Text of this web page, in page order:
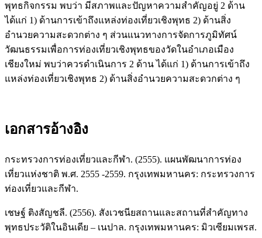
พุทธกิจกรรม พบว่า มีสภาพและปัญหาความสำคัญอยู่ 2 ด้าน
ได้แก่ 1) ด้านการเข้าถึงแหล่งท่องเที่ยวเชิงพุทธ 2) ด้านสิ่ง
อำนวยความสะดวกต่าง ๆ ส่วนแนวทางการจัดการภูมิทัศน์
วัฒนธรรมเพื่อการท่องเที่ยวเชิงพุทธของวัดในอำเภอเมือง
เชียงใหม่ พบว่าควรดำเนินการ 2 ด้าน ได้แก่ 1) ด้านการเข้าถึง
แหล่งท่องเที่ยวเชิงพุทธ 2) ด้านสิ่งอำนวยความสะดวกต่าง ๆ
เอกสารอ้างอิง
กระทรวงการท่องเที่ยวและกีฬา. (2555). แผนพัฒนาการท่อง
เที่ยวแห่งชาติ พ.ศ. 2555 -2559. กรุงเทพมหานคร: กระทรวงการ
ท่องเที่ยวและกีฬา.
เชษฐ์ ติงสัญชลี. (2556). สังเวชนียสถานและสถานที่สำคัญทาง
พุทธประวัติในอินเดีย – เนปาล. กรุงเทพมหานคร: มิวเซียมเพรส.